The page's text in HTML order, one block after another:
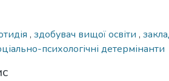
, здобувач вищої освіти ,
психологічні детермінанти